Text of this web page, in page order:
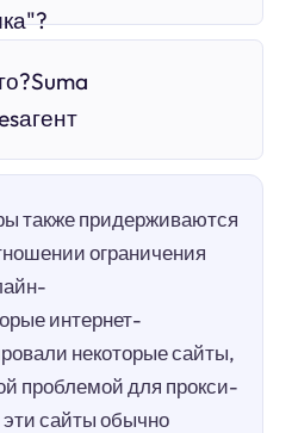
также придерживаются
ограничения
интернет-
некоторые сайты,
проблемой для прокси-
сайты обычно